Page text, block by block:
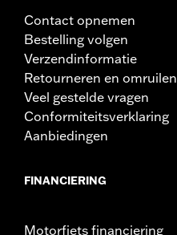
Contact opnemen
Bestelling volgen
Verzendinformatie
Retourneren en omruilen
Veel gestelde vragen
Conformiteitsverklaring
Aanbiedingen
FINANCIERING
Motorfiets financiering